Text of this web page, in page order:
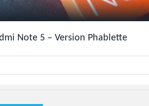
Note 5 – Version Phablette